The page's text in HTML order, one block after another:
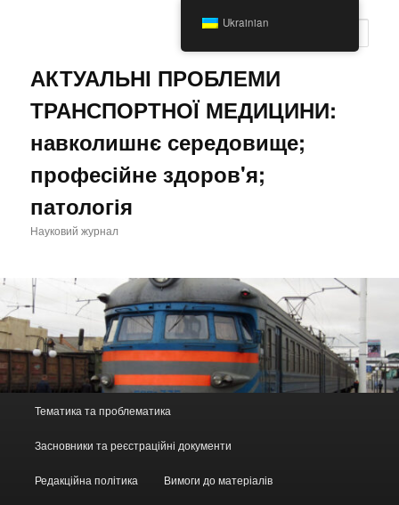
АКТУАЛЬНІ ПРОБЛЕМИ
ТРАНСПОРТНОЇ МЕДИЦИНИ:
навколишнє середовище;
професійне здоров'я;
патологія
Науковий журнал
Тематика та проблематика
Засновники та реєстраційні документи
Редакційна політика Вимоги до матеріалів
Ukrainian